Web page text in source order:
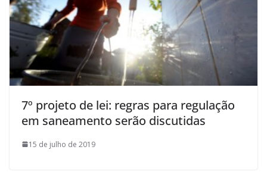
7º projeto de lei: regras para regulação
em saneamento serão discutidas
15 de julho de 2019